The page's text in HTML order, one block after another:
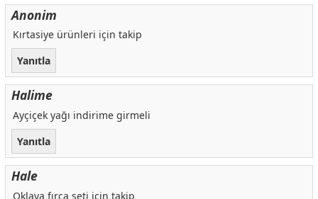
Anonim
Kırtasiye ürünleri için takip
Yanıtla
Halime
Ayçiçek yağı indirime girmeli
Yanıtla
Hale
Oklava fırça seti için takip